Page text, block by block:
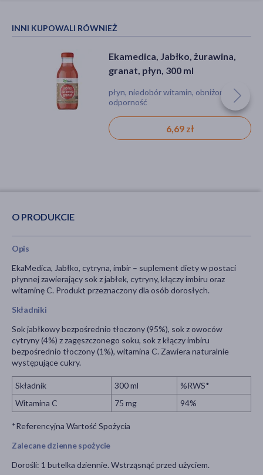
INNI KUPOWALI RÓWNIEŻ
Ekamedica, Jabłko, żurawina,
granat, płyn, 300 ml
płyn, niedobór witamin, obniżona
odporność
6,69 zł
O PRODUKCIE
Opis
EkaMedica, Jabłko, cytryna, imbir – suplement diety w postaci
płynnej zawierający sok z jabłek, cytryny, kłączy imbiru oraz
witaminę C. Produkt przeznaczony dla osób dorosłych.
Składniki
Sok jabłkowy bezpośrednio tłoczony (95%), sok z owoców
cytryny (4%) z zagęszczonego soku, sok z kłączy imbiru
bezpośrednio tłoczony (1%), witamina C. Zawiera naturalnie
występujące cukry.
Składnik 300 ml
%RWS*
Witamina C
75 mg 94%
*Referencyjna Wartość Spożycia
Zalecane dzienne spożycie
Dorośli: 1 butelka dziennie. Wstrząsnąć przed użyciem.